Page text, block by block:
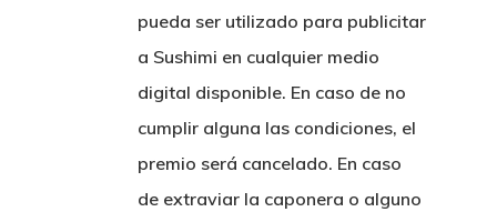
pueda ser utilizado para publicitar
a Sushimi en cualquier medio
digital disponible. En caso de no
cumplir alguna las condiciones, el
premio será cancelado. En caso
de extraviar la caponera o alguno